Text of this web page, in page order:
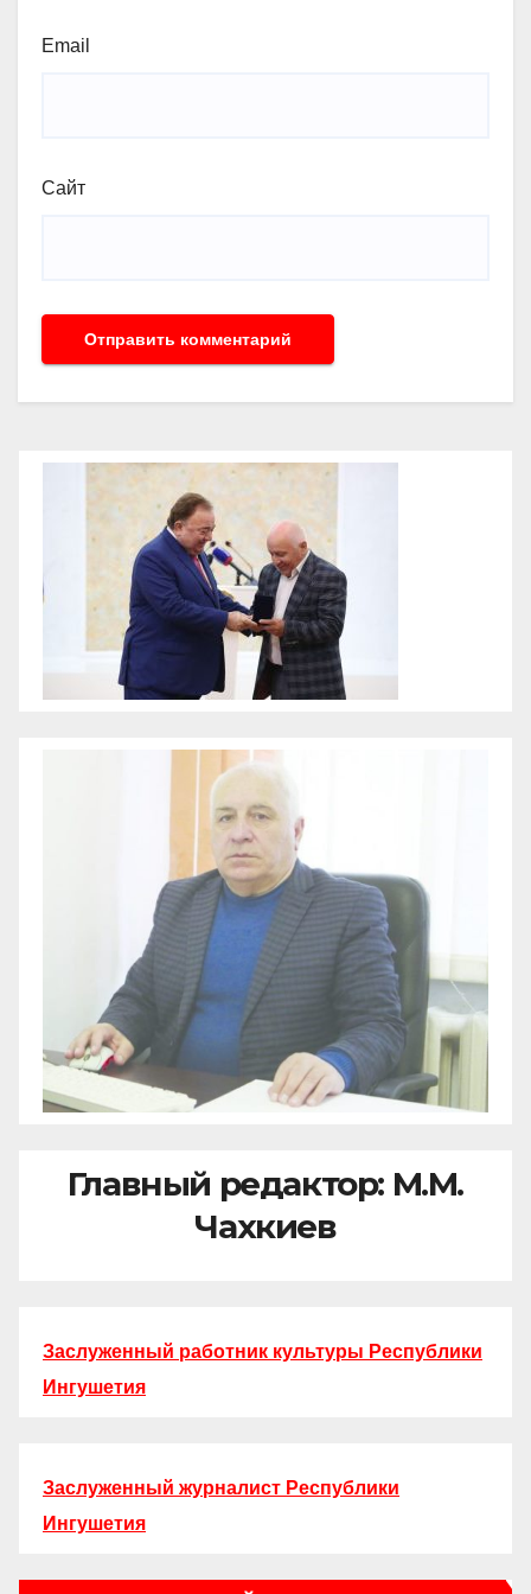
Email
Сайт
Главный редактор: М.М.
Чахкиев
Заслуженный работник культуры Республики
Ингушетия
Заслуженный журналист Республики
Ингушетия